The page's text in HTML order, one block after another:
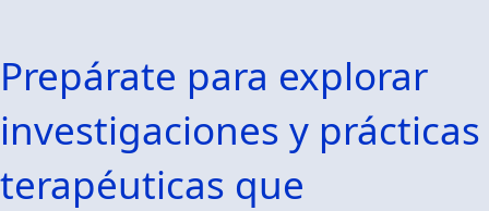
Prepárate para explorar
investigaciones y prácticas
terapéuticas que